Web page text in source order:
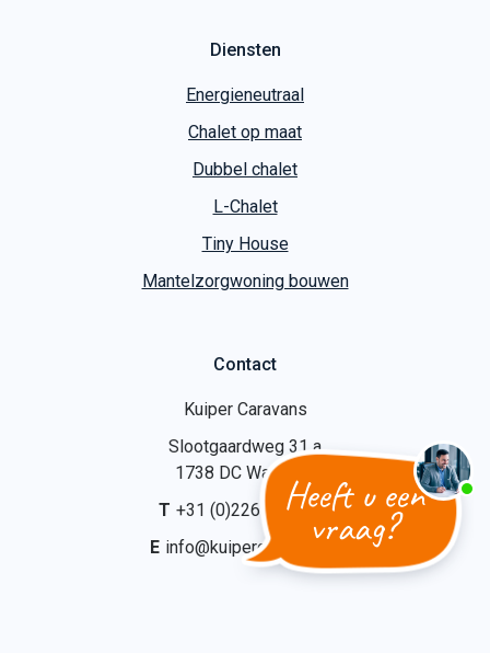
Heeft u een
vraag?
Diensten
Energieneutraal
Chalet op maat
Dubbel chalet
L-Chalet
Tiny House
Mantelzorgwoning bouwen
Contact
Kuiper Caravans
Slootgaardweg 31 a
1738 DC Waarland
T +31 (0)226 74 52 62
E info@kuipercaravans.nl